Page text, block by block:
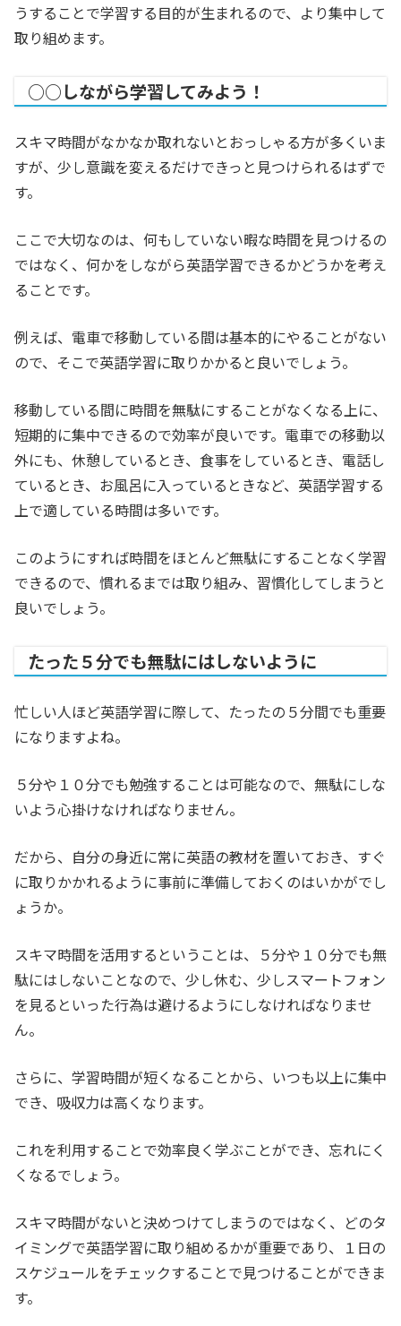
うすることで学習する目的が生まれるので、より集中して
取り組めます。
○○しながら学習してみよう！
スキマ時間がなかなか取れないとおっしゃる方が多くいま
すが、少し意識を変えるだけできっと見つけられるはずで
す。
ここで大切なのは、何もしていない暇な時間を見つけるの
ではなく、何かをしながら英語学習できるかどうかを考え
ることです。
例えば、電車で移動している間は基本的にやることがない
ので、そこで英語学習に取りかかると良いでしょう。
移動している間に時間を無駄にすることがなくなる上に、
短期的に集中できるので効率が良いです。電車での移動以
外にも、休憩しているとき、食事をしているとき、電話し
ているとき、お風呂に入っているときなど、英語学習する
上で適している時間は多いです。
このようにすれば時間をほとんど無駄にすることなく学習
できるので、慣れるまでは取り組み、習慣化してしまうと
良いでしょう。
たった５分でも無駄にはしないように
忙しい人ほど英語学習に際して、たったの５分間でも重要
になりますよね。
５分や１０分でも勉強することは可能なので、無駄にしな
いよう心掛けなければなりません。
だから、自分の身近に常に英語の教材を置いておき、すぐ
に取りかかれるように事前に準備しておくのはいかがでし
ょうか。
スキマ時間を活用するということは、５分や１０分でも無
駄にはしないことなので、少し休む、少しスマートフォン
を見るといった行為は避けるようにしなければなりませ
ん。
さらに、学習時間が短くなることから、いつも以上に集中
でき、吸収力は高くなります。
これを利用することで効率良く学ぶことができ、忘れにく
くなるでしょう。
スキマ時間がないと決めつけてしまうのではなく、どのタ
イミングで英語学習に取り組めるかが重要であり、１日の
スケジュールをチェックすることで見つけることができま
す。